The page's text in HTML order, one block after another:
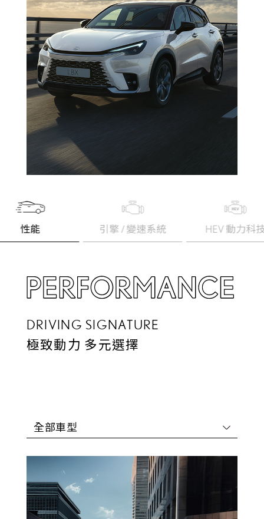
性能 引擎 / 變速系統 HEV 動力科
DRIVING SIGNATURE
極致動力 多元選擇
全部車型